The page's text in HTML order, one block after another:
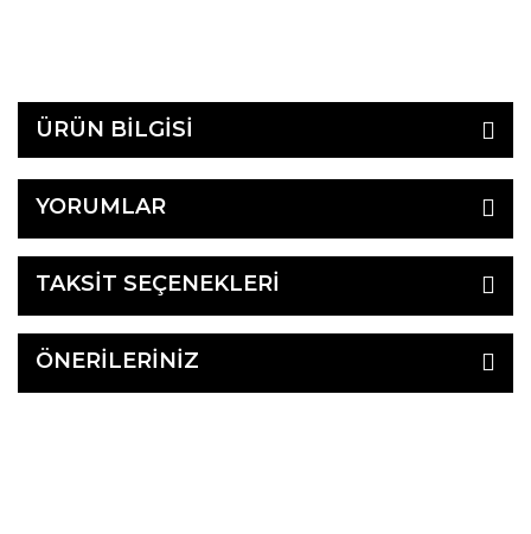
ÜRÜN BİLGİSİ
YORUMLAR
TAKSİT SEÇENEKLERİ
ÖNERİLERİNİZ